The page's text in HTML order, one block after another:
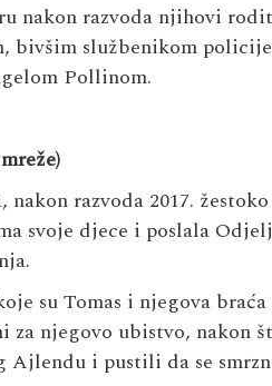
nakon razvoda njihovi
bivšim službenikom
Pollinom.
razvoda 2017.
svoje djece i poslala
su Tomas i njegova
njegovo ubistvo, nakon
Ajlendu i pustili da se